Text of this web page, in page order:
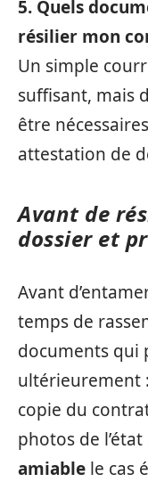
5. Quels
résilier mon
Un simple
suffisant, mais
être
attestation de
Avant de
dossier et
Avant
temps de
documents qui
ultérieurement :
copie du
photos de
amiable le cas